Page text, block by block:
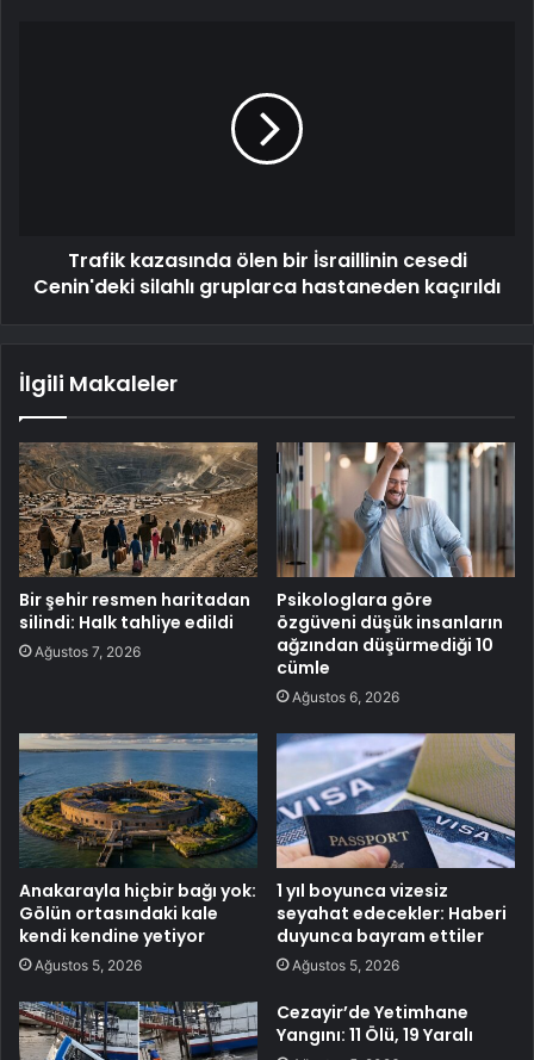
Trafik kazasında ölen bir İsraillinin cesedi
Cenin'deki silahlı gruplarca hastaneden kaçırıldı
İlgili Makaleler
Bir şehir resmen haritadan
silindi: Halk tahliye edildi
Ağustos 7, 2026
Psikologlara göre
özgüveni düşük insanların
ağzından düşürmediği 10
cümle
Ağustos 6, 2026
Anakarayla hiçbir bağı yok:
Gölün ortasındaki kale
kendi kendine yetiyor
Ağustos 5, 2026
1 yıl boyunca vizesiz
seyahat edecekler: Haberi
duyunca bayram ettiler
Ağustos 5, 2026
Cezayir’de Yetimhane
Yangını: 11 Ölü, 19 Yaralı